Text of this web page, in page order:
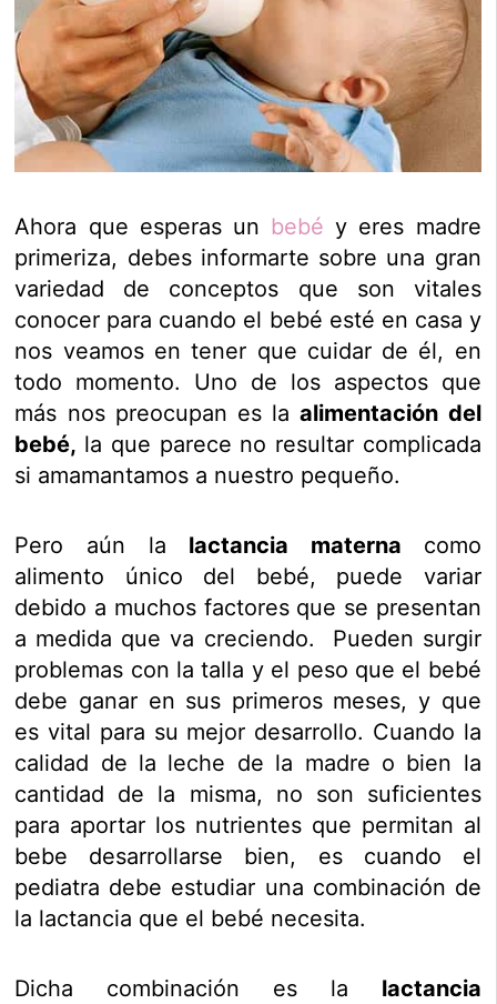
Ahora que esperas un bebé y eres madre
primeriza, debes informarte sobre una gran
variedad de conceptos que son vitales
conocer para cuando el bebé esté en casa y
nos veamos en tener que cuidar de él, en
todo momento. Uno de los aspectos que
más nos preocupan es laalimentación del
bebé, la que parece no resultar complicada
si amamantamos a nuestro pequeño.
Pero aún la lactancia materna como
alimento único del bebé, puede variar
debido a muchos factores que se presentan
a medida que va creciendo. Pueden surgir
problemas con la talla y el peso que el bebé
debe ganar en sus primeros meses, y que
es vital para su mejor desarrollo. Cuando la
calidad de la leche de la madre o bien la
cantidad de la misma, no son suficientes
para aportar los nutrientes que permitan al
bebe desarrollarse bien, es cuando el
pediatra debe estudiar una combinación de
la lactancia que el bebé necesita.
Dicha combinación es la lactancia